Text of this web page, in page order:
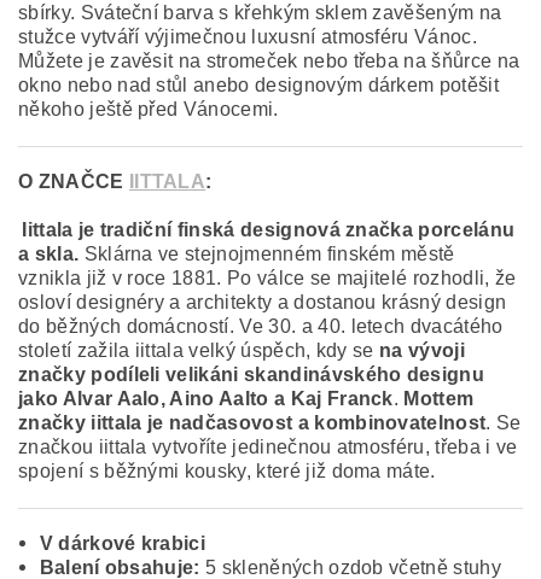
sbírky. Sváteční barva s křehkým sklem zavěšeným na
stužce vytváří výjimečnou luxusní atmosféru Vánoc.
Můžete je zavěsit na stromeček nebo třeba na šňůrce na
okno nebo nad stůl anebo designovým dárkem potěšit
někoho ještě před Vánocemi.
O ZNAČCE IITTALA:
Iittala je tradiční finská designová značka porcelánu
a skla. Sklárna ve stejnojmenném finském městě
vznikla již v roce 1881. Po válce se majitelé rozhodli, že
osloví designéry a architekty a dostanou krásný design
do běžných domácností. Ve 30. a 40. letech dvacátého
století zažila iittala velký úspěch, kdy se na vývoji
značky podíleli velikáni skandinávského designu
jako Alvar Aalo, Aino Aalto a Kaj Franck. Mottem
značky iittala je nadčasovost a kombinovatelnost. Se
značkou iittala vytvoříte jedinečnou atmosféru, třeba i ve
spojení s běžnými kousky, které již doma máte.
V dárkové krabici
Balení obsahuje: 5 skleněných ozdob včetně stuhy